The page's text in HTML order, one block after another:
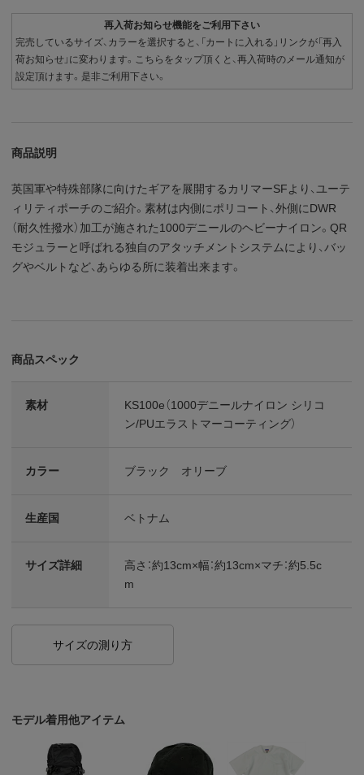
再入荷お知らせ機能をご利用下さい
完売しているサイズ、カラーを選択すると、「カートに入れる」リンクが「再入
荷お知らせ」に変わります。こちらをタップ頂くと、再入荷時のメール通知が
設定頂けます。是非ご利用下さい。
商品説明
英国軍や特殊部隊に向けたギアを展開するカリマーSFより、ユーテ
ィリティポーチのご紹介。素材は内側にポリコート、外側にDWR
（耐久性撥水）加工が施された1000デニールのヘビーナイロン。QR
モジュラーと呼ばれる独自のアタッチメントシステムにより、バッ
グやベルトなど、あらゆる所に装着出来ます。
商品スペック
素材
KS100e（1000デニールナイロン シリコ
ン/PUエラストマーコーティング）
カラー ブラック オリーブ
生産国 ベトナム
サイズ詳細
高さ：約13cm×幅：約13cm×マチ：約5.5c
m
サイズの測り方
モデル着用他アイテム